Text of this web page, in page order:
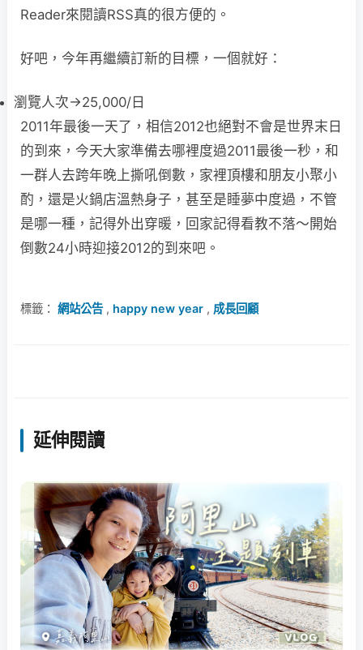
Reader來閱讀RSS真的很方便的。
好吧，今年再繼續訂新的目標，一個就好：
瀏覽人次→25,000/日
2011年最後一天了，相信2012也絕對不會是世界末日
的到來，今天大家準備去哪裡度過2011最後一秒，和
一群人去跨年晚上撕吼倒數，家裡頂樓和朋友小聚小
酌，還是火鍋店溫熱身子，甚至是睡夢中度過，不管
是哪一種，記得外出穿暖，回家記得看教不落～開始
倒數24小時迎接2012的到來吧。
標籤： 網站公告, happy new year , 成長回顧
延伸閱讀